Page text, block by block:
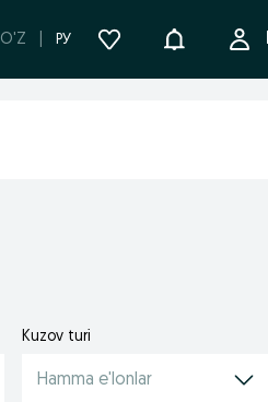
O'Z РУ Bildirishnoma
Kuzov turi
Hamma e'lonlar